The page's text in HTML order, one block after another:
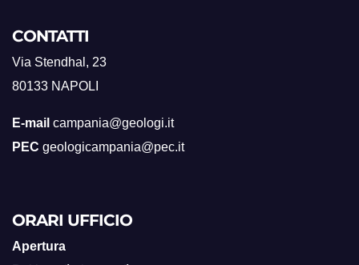
CONTATTI
Via Stendhal, 23
80133 NAPOLI
E-mail campania@geologi.it
PEC geologicampania@pec.it
ORARI UFFICIO
Apertura